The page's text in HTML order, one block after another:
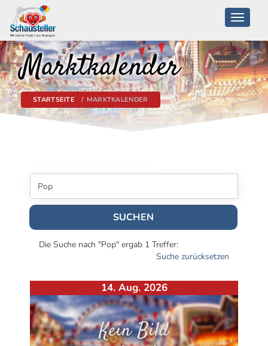
Toggle
Marktkalender
STARTSEITE MARKTKALENDER
SUCHEN
Die Suche nach "Pop" ergab 1 Treffer:
Suche zurücksetzen
14. Aug. 2026